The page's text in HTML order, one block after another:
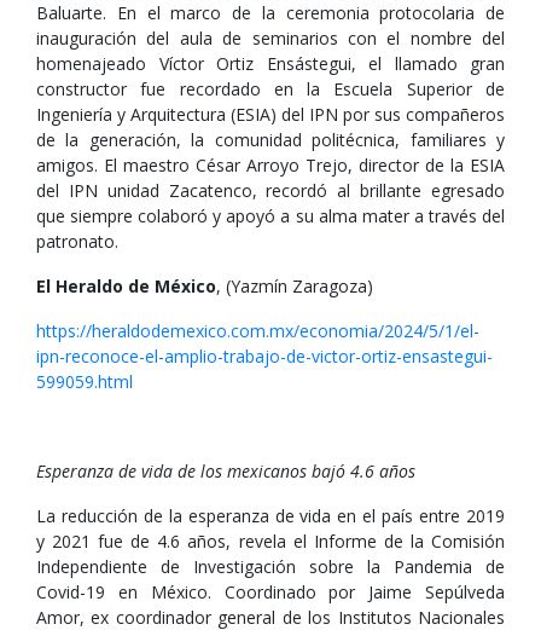
Baluarte. En el marco de la ceremonia protocolaria de
inauguración del aula de seminarios con el nombre del
homenajeado Víctor Ortiz Ensástegui, el llamado gran
constructor fue recordado en la Escuela Superior de
Ingeniería y Arquitectura (ESIA) del IPN por sus compañeros
de la generación, la comunidad politécnica, familiares y
amigos. El maestro César Arroyo Trejo, director de la ESIA
del IPN unidad Zacatenco, recordó al brillante egresado
que siempre colaboró y apoyó a su alma mater a través del
patronato.
El Heraldo de México, (Yazmín Zaragoza)
https://heraldodemexico.com.mx/economia/2024/5/1/el-
ipn-reconoce-el-amplio-trabajo-de-victor-ortiz-ensastegui-
599059.html
Esperanza de vida de los mexicanos bajó 4.6 años
La reducción de la esperanza de vida en el país entre 2019
y 2021 fue de 4.6 años, revela el Informe de la Comisión
Independiente de Investigación sobre la Pandemia de
Covid-19 en México. Coordinado por Jaime Sepúlveda
Amor, ex coordinador general de los Institutos Nacionales